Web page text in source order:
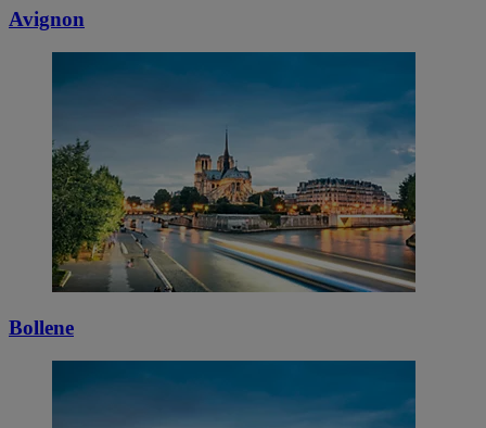
Avignon
Bollene